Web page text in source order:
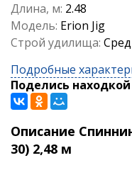
Длина, м: 2.48
Модель: Erion Jig
Строй удилища:
Подробные
Поделись
Описание
30) 2,48 м